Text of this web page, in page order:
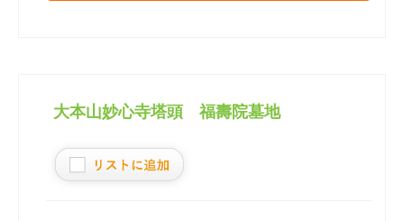
大本山妙心寺塔頭 福壽院墓地